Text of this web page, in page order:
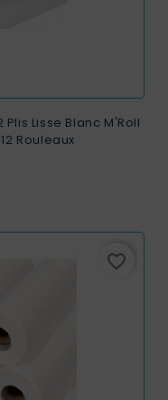
Lisse Blanc M'Roll
Rouleaux
favorite_border